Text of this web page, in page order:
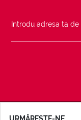
URMĂREȘTE-NE